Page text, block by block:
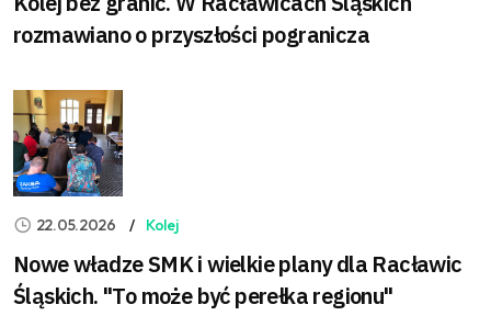
rozmawiano o przyszłości pogranicza
22.05.2026 Kolej
Nowe władze SMK i wielkie plany dla Racławic
Śląskich. "To może być perełka regionu"